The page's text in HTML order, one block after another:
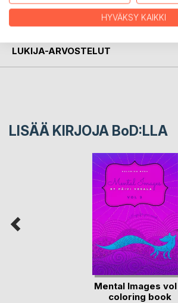
LEHDISTÖARVOSTELUT
LUKIJA-ARVOSTELUT
LISÄÄ KIRJOJA BoD:LLA
Mental Images
coloring book
HYVÄKSY KAIKKI